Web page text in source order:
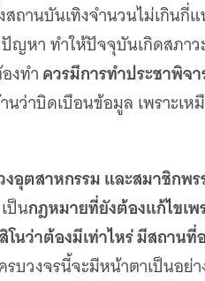
ถานบันเทิงจำนวนไม่เกิน
ญหา ทำให้ปัจจุบันเกิดสภ
งทำควรมีการทำประชาพิจ
ว่าบิดเบือนข้อมูล เพราะเห
อุตสาหกรรม และสมาชิกพ
ป็นกฎหมายที่ยังต้องแก้ไขเพ
นว่าต้องมีเท่าไหร่ มีสถาน
บวงจรนี้จะมีหน้าตาเป็นอย่